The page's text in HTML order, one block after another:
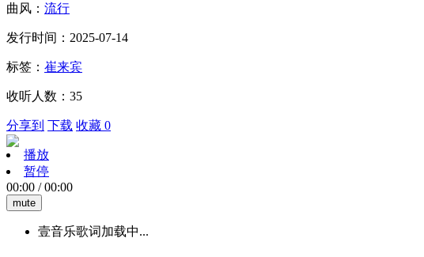
曲风： 流行
发行时间：2025-07-14
标签： 崔来宾
收听人数：35
分享到 下载 收藏 0
播放
暂停
00:00 /00:00
mute
壹音乐歌词加载中...